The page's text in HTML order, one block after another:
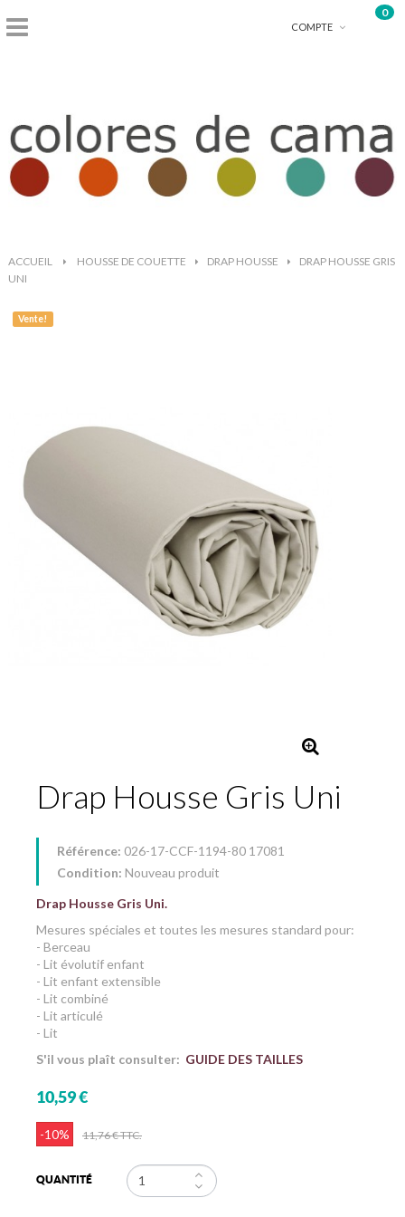
shopping_basket
0
COMPTE
ACCUEIL > HOUSSE DE COUETTE > DRAP HOUSSE >
DRAP HOUSSE GRIS
UNI
Vente!
Drap Housse Gris Uni
Référence: 026-17-CCF-1194-80 17081
Condition: Nouveau produit
Drap Housse Gris Uni.
Mesures spéciales et toutes les mesures standard pour:
- Berceau
- Lit évolutif enfant
- Lit enfant extensible
- Lit combiné
- Lit articulé
- Lit
S'il vous plaît consulter: GUIDE DES TAILLES
10,59 €
-10% 11,76 €TTC.
QUANTITÉ